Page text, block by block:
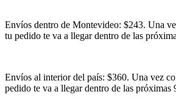
Envíos dentro de Montevideo: $243. Una
tu pedido te va a llegar dentro de las
Envíos al interior del país: $360. Una vez
pedido te va a llegar dentro de las próximas